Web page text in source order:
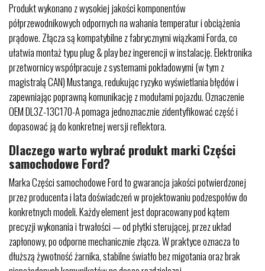
Produkt wykonano z wysokiej jakości komponentów
półprzewodnikowych odpornych na wahania temperatur i obciążenia
prądowe. Złącza są kompatybilne z fabrycznymi wiązkami Forda, co
ułatwia montaż typu plug & play bez ingerencji w instalację. Elektronika
przetwornicy współpracuje z systemami pokładowymi (w tym z
magistralą CAN) Mustanga, redukując ryzyko wyświetlania błędów i
zapewniając poprawną komunikację z modułami pojazdu. Oznaczenie
OEM DL3Z-13C170-A pomaga jednoznacznie zidentyfikować część i
dopasować ją do konkretnej wersji reflektora.
Dlaczego warto wybrać produkt marki Części
samochodowe Ford?
Marka Części samochodowe Ford to gwarancja jakości potwierdzonej
przez producenta i lata doświadczeń w projektowaniu podzespołów do
konkretnych modeli. Każdy element jest dopracowany pod kątem
precyzji wykonania i trwałości — od płytki sterującej, przez układ
zapłonowy, po odporne mechanicznie złącza. W praktyce oznacza to
dłuższą żywotność żarnika, stabilne światło bez migotania oraz brak